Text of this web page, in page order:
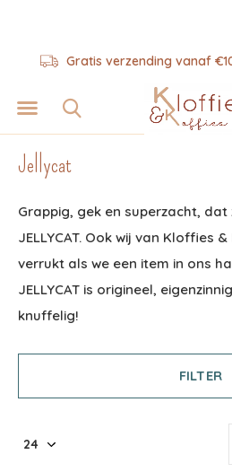
Hulp nodig? 06-
Jellycat
Grappig, gek en superzacht,
JELLYCAT. Ook wij van Kloffies
verrukt als we een item in ons
JELLYCAT is origineel,
knuffelig!
FILTER